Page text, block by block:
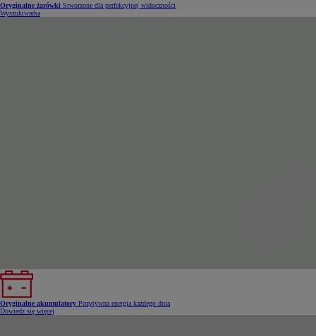
Oryginalne żarówki Stworzone dla perfekcyjnej widoczności
Wyszukiwarka
Oryginalne akumulatory Pozytywna energia każdego dnia
Dowiedz się więcej